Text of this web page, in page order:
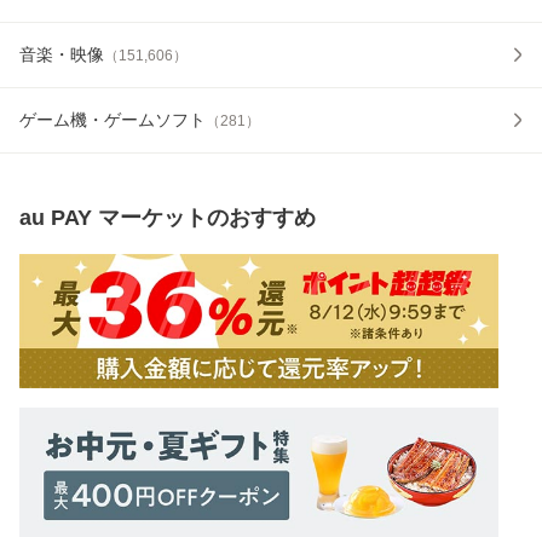
音楽・映像 （ 151,606 ）
ゲーム機・ゲームソフト （281 ）
au PAY マーケットのおすすめ